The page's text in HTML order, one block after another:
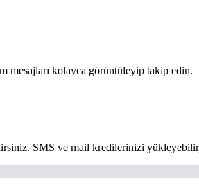
mesajları kolayca görüntüleyip takip edin.
SMS ve mail kredilerinizi